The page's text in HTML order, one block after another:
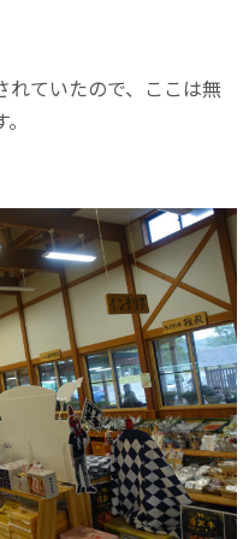
れていたので、ここは無